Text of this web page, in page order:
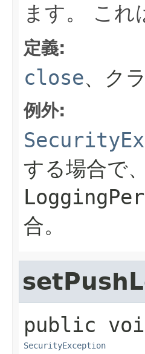
ます。 これ
定義:
close、ク
例外:
する場合で
合。
public
SecurityException